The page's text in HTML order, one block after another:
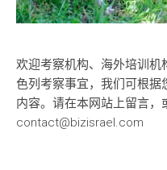
欢迎考察机构、海外培训机
色列考察事宜，我们可根据
内容。请在本网站上留言，
contact@bizisrael.com